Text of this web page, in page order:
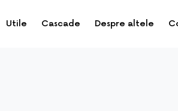
Utile Cascade Despre altele